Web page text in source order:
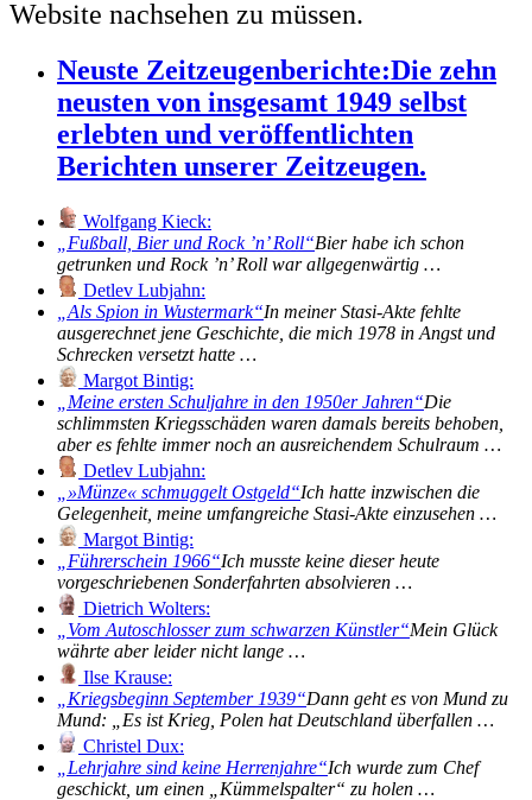
Website nachsehen zu müssen.
Neuste Zeitzeugenberichte:Die zehn
neusten von insgesamt 1949 selbst
erlebten und veröffentlichten
Berichten unserer Zeitzeugen.
Wolfgang Kieck:
Fußball, Bier und Rock ’n’ Roll Bier habe ich schon
getrunken und Rock ’n’ Roll war allgegenwärtig …
Detlev Lubjahn:
Als Spion in Wustermark In meiner Stasi-Akte fehlte
ausgerechnet jene Geschichte, die mich 1978 in Angst und
Schrecken versetzt hatte …
Margot Bintig:
Meine ersten Schuljahre in den 1950er Jahren Die
schlimmsten Kriegsschäden waren damals bereits behoben,
aber es fehlte immer noch an ausreichendem Schulraum …
Detlev Lubjahn:
»Münze« schmuggelt Ostgeld Ich hatte inzwischen die
Gelegenheit, meine umfangreiche Stasi-Akte einzusehen …
Margot Bintig:
Führerschein 1966 Ich musste keine dieser heute
vorgeschriebenen Sonderfahrten absolvieren …
Dietrich Wolters:
Vom Autoschlosser zum schwarzen Künstler Mein Glück
währte aber leider nicht lange …
Ilse Krause:
Kriegsbeginn September 1939 Dann geht es von Mund zu
Mund: „Es ist Krieg, Polen hat Deutschland überfallen …
Christel Dux:
Lehrjahre sind keine Herrenjahre Ich wurde zum Chef
geschickt, um einen „Kümmelspalter“ zu holen …